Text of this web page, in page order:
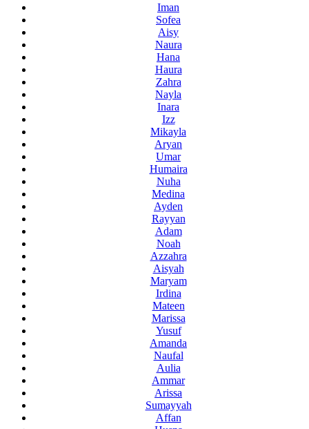
Iman
Sofea
Aisy
Naura
Hana
Haura
Zahra
Nayla
Inara
Izz
Mikayla
Aryan
Umar
Humaira
Nuha
Medina
Ayden
Rayyan
Adam
Noah
Azzahra
Aisyah
Maryam
Irdina
Mateen
Marissa
Yusuf
Amanda
Naufal
Aulia
Ammar
Arissa
Sumayyah
Affan